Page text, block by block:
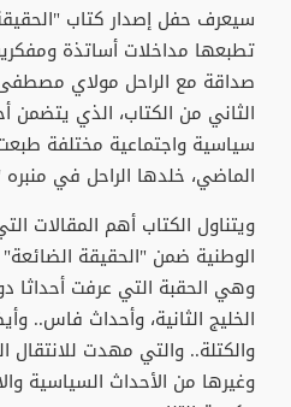
سيعرف حفل إصدار كتاب
تطبعها مداخلات أساتذة
صداقة مع الراحل مولاي مصطفى
الثاني من الكتاب، الذي يتضمن
سياسية واجتماعية مختلفة
الماضي، خلدها الراحل في
ويتناول الكتاب أهم المقالات
وهي الحقبة التي عرفت أحداثا
الخليج الثانية، وأحداث فاس..
والكتلة.. والتي مهدت
وغيرها من الأحداث السياسية